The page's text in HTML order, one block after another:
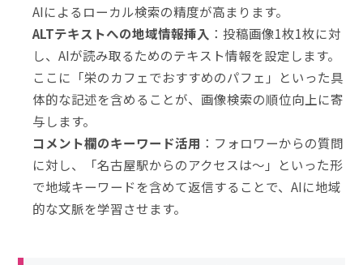
AIによるローカル検索の精度が高まります。
ALTテキストへの地域情報挿入 ：投稿画像1枚1枚に対
し、AIが読み取るためのテキスト情報を設定します。
ここに「栄のカフェでおすすめのパフェ」といった具
体的な記述を含めることが、画像検索の順位向上に寄
与します。
コメント欄のキーワード活用 ：フォロワーからの質問
に対し、「名古屋駅からのアクセスは〜」といった形
で地域キーワードを含めて返信することで、AIに地域
的な文脈を学習させます。